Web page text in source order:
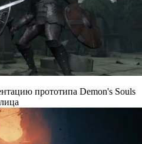
прототипа Demon's Souls